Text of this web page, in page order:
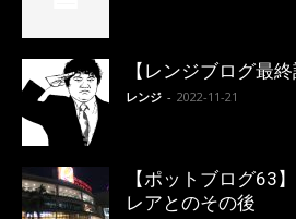
【レンジブログ最
レンジ - 2022-11-21
【ポットブログ63
レアとのその後